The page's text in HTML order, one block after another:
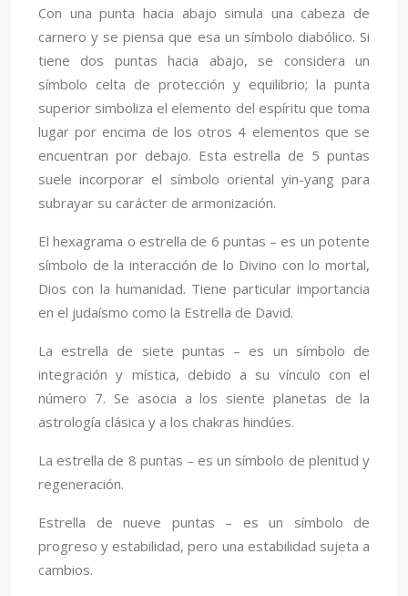
Con una punta hacia abajo simula una cabeza de
carnero y se piensa que esa un símbolo diabólico. Si
tiene dos puntas hacia abajo, se considera un
símbolo celta de protección y equilibrio; la punta
superior simboliza el elemento del espíritu que toma
lugar por encima de los otros 4 elementos que se
encuentran por debajo. Esta estrella de 5 puntas
suele incorporar el símbolo oriental yin-yang para
subrayar su carácter de armonización.
El hexagrama o estrella de 6 puntas – es un potente
símbolo de la interacción de lo Divino con lo mortal,
Dios con la humanidad. Tiene particular importancia
en el judaísmo como la Estrella de David.
La estrella de siete puntas – es un símbolo de
integración y mística, debido a su vínculo con el
número 7. Se asocia a los siente planetas de la
astrología clásica y a los chakras hindúes.
La estrella de 8 puntas – es un símbolo de plenitud y
regeneración.
Estrella de nueve puntas – es un símbolo de
progreso y estabilidad, pero una estabilidad sujeta a
cambios.